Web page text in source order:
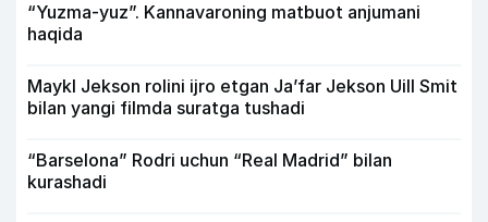
“Yuzma-yuz”. Kannavaroning matbuot anjumani
haqida
Maykl Jekson rolini ijro etgan Ja’far Jekson Uill Smit
bilan yangi filmda suratga tushadi
“Barselona” Rodri uchun “Real Madrid” bilan
kurashadi